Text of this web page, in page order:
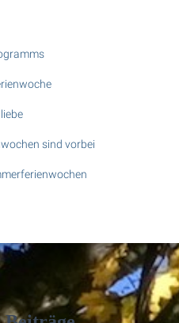
sind vorbei